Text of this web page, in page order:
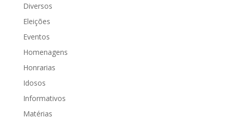
Diversos
Eleições
Eventos
Homenagens
Honrarias
Idosos
Informativos
Matérias